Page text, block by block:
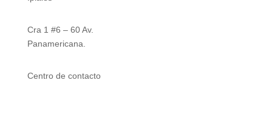
Cra 1 #6 – 60 Av.
Panamericana.
Centro de contacto